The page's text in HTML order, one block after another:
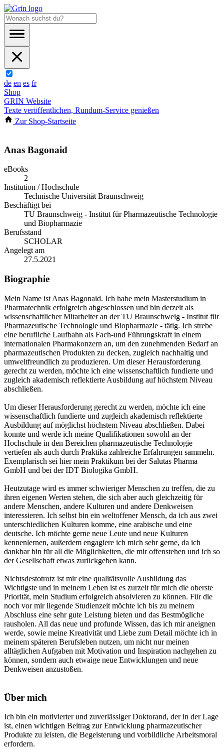
de en es fr
Shop
GRIN Website
Texte veröffentlichen, Rundum-Service genießen
Zur Shop-Startseite
Anas Bagonaid
eBooks
2
Institution / Hochschule
Technische Universität Braunschweig
Beschäftigt bei
TU Braunschweig - Institut für Pharmazeutische Technologie
und Biopharmazie
Berufsstand
SCHOLAR
Angelegt am
27.5.2021
Biographie
Mein Name ist Anas Bagonaid. Ich habe mein Masterstudium in
Pharmatechnik erfolgreich abgeschlossen und bin derzeit als
wissenschaftlicher Mitarbeiter an der TU Braunschweig - Institut für
Pharmazeutische Technologie und Biopharmazie - tätig. Ich strebe
eine berufliche Laufbahn als Fach-und Führungskraft in einem
internationalen Pharmakonzern an, um den zunehmenden Bedarf an
pharmazeutischen Produkten zu decken, zugleich nachhaltig und
umweltfreundlich zu produzieren. Um dieser Herausforderung
gerecht zu werden, möchte ich eine wissenschaftlich fundierte und
zugleich akademisch reflektierte Ausbildung auf höchstem Niveau
abschließen.
Um dieser Herausforderung gerecht zu werden, möchte ich eine
wissenschaftlich fundierte und zugleich akademisch reflektierte
Ausbildung auf möglichst höchstem Niveau abschließen. Dabei
konnte und werde ich meine Qualifikationen sowohl an der
Hochschule in den Bereichen pharmazeutische Technologie
vertiefen als auch durch Praktika zahlreiche Erfahrungen sammeln.
Exemplarisch sei hier mein Praktikum bei der Salutas Pharma
GmbH und bei der IDT Biologika GmbH.
Heutzutage wird es immer schwieriger Menschen zu treffen, die zu
ihren eigenen Werten stehen, die sich aber auch gleichzeitig für
andere Menschen, andere Kulturen und andere Denkweisen
interessieren. Ich selbst bin ein weltoffener Mensch, da ich aus zwei
unterschiedlichen Kulturen komme, eine arabische und eine
deutsche. Ich möchte gerne neue Leute und neue Kulturen
kennenlernen, außerdem engagiere ich mich sehr gerne, da ich
dankbar bin für all die Möglichkeiten, die mir offenstehen und ich so
der Gesellschaft etwas zurückgeben kann.
Nichtsdestotrotz ist mir eine qualitätsvolle Ausbildung das
Wichtigste und in meinem Leben ist es zurzeit für mich die oberste
Priorität, mein Studium erfolgreich absolvieren zu können. Für die
noch vor mir liegende Studienzeit möchte ich bis zu meinem
Abschluss eine sehr gute Leistung bieten und das Bestmögliche
rausholen. All das neue und profunde Wissen, das ich mir aneignen
werde, sowie meine Kreativität und Liebe zum Detail möchte ich in
meinem späteren Berufsleben nutzen, um nicht nur meinen
alltäglichen Aufgaben mit Motivation und Inspiration nachgehen zu
können, sondern auch etwaige neue Entwicklungen und neue
Denkweisen anzustoßen.
Über mich
Ich bin ein motivierter und zuverlässiger Doktorand, der in der Lage
ist, einen wichtigen Beitrag zur Entwicklung pharmazeutischer
Produkte zu leisten, die Begeisterung und vorbildliche Arbeitsmoral
erfordern.